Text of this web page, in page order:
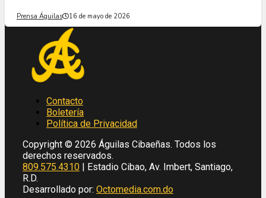
Prensa Águilas 16 de mayo de 2026
Contacto
Boletería
Política de Privacidad
Copyright © 2026 Águilas Cibaeñas. Todos los
derechos reservados.
809.575.4310 | Estadio Cibao, Av. Imbert, Santiago,
R.D.
Desarrollado por: Octomedia.com.do